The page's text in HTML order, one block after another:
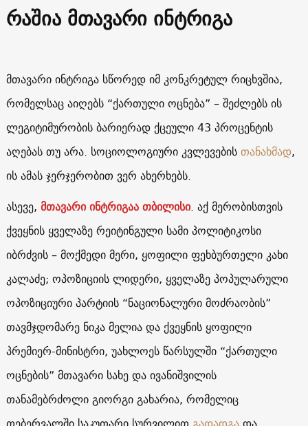
რაშია მთავარი ინტრიგა
მთავარი ინტრიგა სწორედ იმ კონკრეტულ რიცხვშია,
რომელსაც აიღებს “ქართული ოცნება” – შეძლებს ის
ლეგიტიმურობის ბარიერად ქცეული 43 პროცენტის
აღებას თუ არა. სოციოლოგიური კვლევებისთანახმად,
ის ამას ჯერჯერობით ვერ ახერხებს.
ასევე, მთავარი ინტრიგაა თბილისი. აქ მერობისთვის
ქვეყნის ყველაზე რეიტინგული სამი პოლიტიკოსი
იბრძვის – მოქმედი მერი, ყოფილი ფეხბურთელი კახი
კალაძე; ოპოზიციის ლიდერი, ყველაზე პოპულარული
ოპოზიციური პარტიის “ნაციონალური მოძრაობის”
თავმჯდომარე ნიკა მელია და ქვეყნის ყოფილი
პრემიერ-მინისტრი, უახლოეს წარსულში “ქართული
ოცნების” მთავარი სახე და ივანიშვილის
თანამებრძოლი გიორგი გახარია, რომელიც